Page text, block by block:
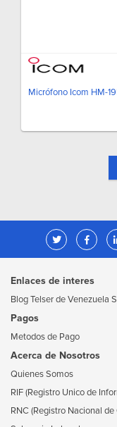
Micrófono Icom HM-
Enlaces de interes
Blog Telser de Venezuela
Pagos
Metodos de Pago
Acerca de Nosotros
Quienes Somos
RIF (Registro Unico de
RNC (Registro Nacional